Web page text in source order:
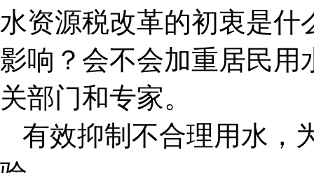
水资源税改革的初衷是什
影响？会不会加重居民用
关部门和专家。
有效抑制不合理用水，